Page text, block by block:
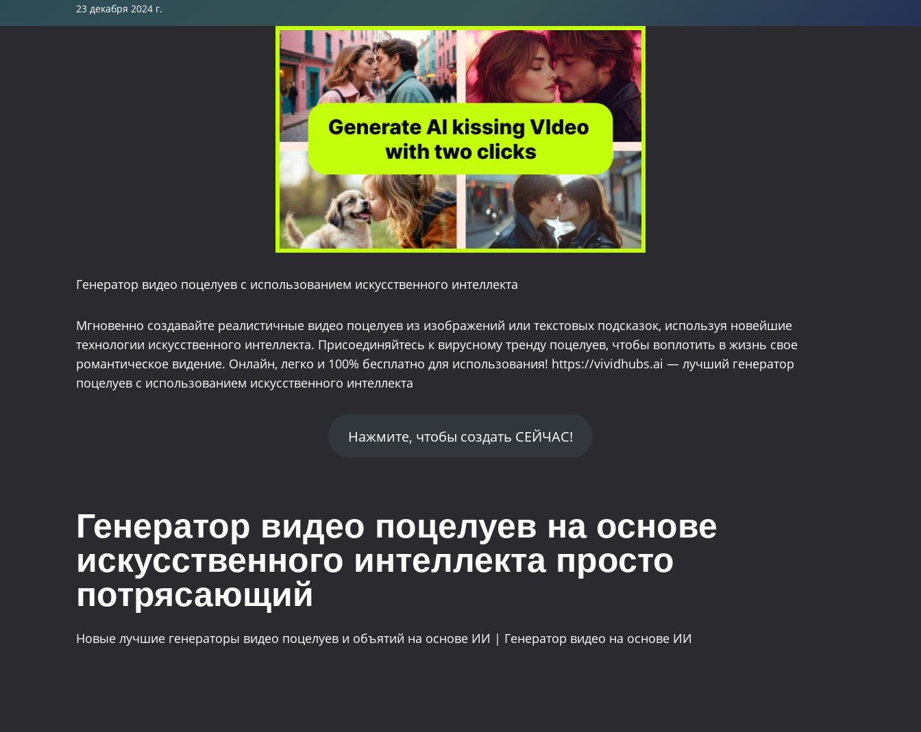
23 декабря 2024 г.
Генератор видео поцелуев с использованием искусственного интеллекта
Мгновенно создавайте реалистичные видео поцелуев из изображений или текстовых подсказок, используя новейшие
технологии искусственного интеллекта. Присоединяйтесь к вирусному тренду поцелуев, чтобы воплотить в жизнь свое
романтическое видение. Онлайн, легко и 100% бесплатно для использования! https://vividhubs.ai — лучший генератор
поцелуев с использованием искусственного интеллекта
Нажмите, чтобы создать СЕЙЧАС!
Генератор видео поцелуев на основе
искусственного интеллекта просто
потрясающий
Новые лучшие генераторы видео поцелуев и объятий на основе ИИ | Генератор видео на основе ИИ